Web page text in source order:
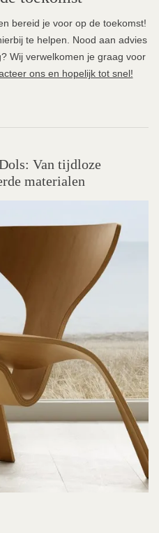
bereid je voor op de toekomst!
te helpen. Nood aan advies
Wij verwelkomen je graag voor
ons en hopelijk tot snel!
Van tijdloze
materialen